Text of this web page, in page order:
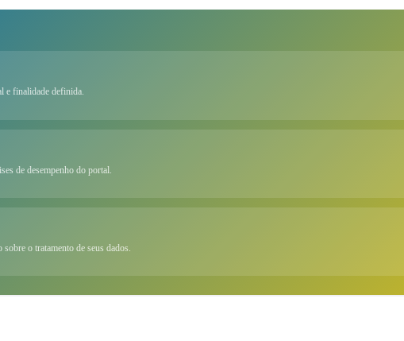
e finalidade definida.
de desempenho do portal.
o tratamento de seus dados.